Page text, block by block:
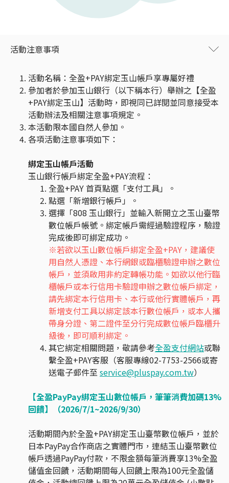
活動注意事項
活動名稱：全盈+PAY綁定玉山帳戶享專屬好禮
參加者於參加玉山銀行（以下稱本行）舉辦之【全盈
+PAY綁定玉山】活動時，即視同已詳閱並同意接受本
活動辦法及相關注意事項規定。
本活動限本國自然人參加。
各項活動注意事項如下：
綁定玉山帳戶活動
玉山銀行帳戶綁定全盈+PAY流程：
全盈+PAY 首頁點選「支付工具」。
點選「新增銀行帳戶」。
選擇「808 玉山銀行」並輸入新開立之玉山臺幣
數位帳戶帳號。綁定帳戶需經過驗證程序，驗證
完成後即可綁定成功。
※若欲以玉山數位帳戶綁定全盈+PAY，建議使
用自然人憑證、本行網銀或臨櫃驗證申辦之數位
帳戶，並須啟用非約定轉帳功能。如欲以他行臨
櫃帳戶或本行信用卡驗證申辦之數位帳戶綁定，
請先綁定本行信用卡、本行或他行實體帳戶，再
新增支付工具以綁定該本行數位帳戶，或本人攜
帶身分證、第二證件至分行完成數位帳戶臨櫃升
級後，即可順利綁定。
其它綁定相關問題，敬請參考全盈支付網站或聯
繫全盈+PAY客服（客服專線02-7753-2566或寄
送電子郵件至service@pluspay.com.tw）
【全盈PayPay綁定玉山數位帳戶，筆筆消費加碼13%
回饋】（2026/7/1~2026/9/30）
活動期間內於全盈+PAY綁定玉山臺幣數位帳戶，並於
日本PayPay合作商店之實體門市，連結玉山臺幣數位
帳戶透過PayPay付款，不限金額每筆消費享13%全盈
儲值金回饋，活動期間每人回饋上限為100元全盈儲